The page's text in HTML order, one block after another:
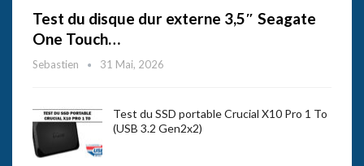
Test du disque dur externe 3,5″ Seagate
One Touch…
Sebastien 31 Mai, 2026
Test du SSD portable Crucial X10 Pro 1 To
(USB 3.2 Gen2x2)